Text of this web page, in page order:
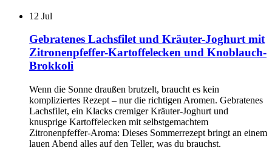
12 Jul
Gebratenes Lachsfilet und Kräuter-Joghurt mit
Zitronenpfeffer-Kartoffelecken und Knoblauch-
Brokkoli
Wenn die Sonne draußen brutzelt, braucht es kein
kompliziertes Rezept – nur die richtigen Aromen. Gebratenes
Lachsfilet, ein Klacks cremiger Kräuter-Joghurt und
knusprige Kartoffelecken mit selbstgemachtem
Zitronenpfeffer-Aroma: Dieses Sommerrezept bringt an einem
lauen Abend alles auf den Teller, was du brauchst.